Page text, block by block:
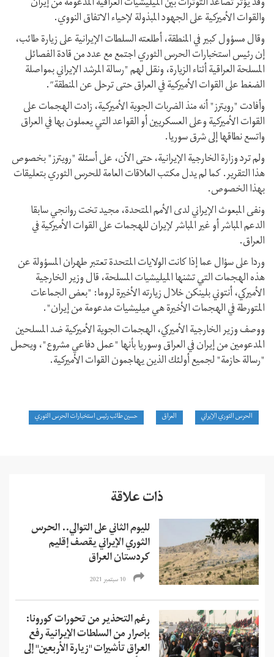
والقوات الأميركية على الجهود المبذولة لإحياء الاتفاق النووي.
وقال مسؤول كبير في المنطقة، أطلعته السلطات الإيرانية على زيارة طائب،
إن رئيس استخبارات الحرس الثوري اجتمع مع عدد من قادة الفصائل
المسلحة العراقية أثناء الزيارة، ونقل لهم "رسالة المرشد الإيراني بمواصلة
الضغط على القوات الأميركية في العراق حتى ترحل عن المنطقة”.
وأفادت "رويترز" أنه منذ الضربات الجوية الأميركية، زادت الهجمات على
القوات الأميركية وعلى العسكريين أو القواعد التي يعملون بها في العراق
واتسع نطاقها إلى شرق سوريا.
ولم ترد وزارة الخارجية الإيرانية، حتى الآن، على أسئلة "رويترز" بخصوص
هذا التقرير. كما لم يدل مكتب العلاقات العامة للحرس الثوري بتعليقات
بهذا الخصوص.
ونفى المبعوث الإيراني لدى الأمم المتحدة، مجيد تخت روانجي سابقا
الدعم المباشر أو غير المباشر لإيران للهجمات على القوات الأميركية في
العراق.
وردا على سؤال عما إذا كانت الولايات المتحدة تعتبر طهران المسؤولة عن
هذه الهجمات التي تشنها الميليشيات المسلحة، قال وزير الخارجية
الأميركي، أنتوني بلينكن خلال زيارته الأخيرة لروما: "بعض الجماعات
المتورطة في الهجمات الأخيرة هي ميليشيات مدعومة من إيران".
ووصف وزير الخارجية الأميركي، الهجمات الجوية الأميركية ضد المسلحين
المدعومين من إيران في العراق وسوريا بأنها "عمل دفاعي مشروع"، ويحمل
"رسالة حازمة" لجميع أولئك الذين يهاجمون القوات الأميركية.
الحرس الثوري الإيراني العراق حسين طائب رئيس استخبارات الحرس الثوري
ذات علاقة
لليوم الثاني على التوالي.. الحرس
الثوري الإيراني يقصف إقليم
كردستان العراق
10 سبتمبر 2021
رغم التحذير من تحورات كورونا:
بإصرار من السلطات الإيرانية رفع
العراق تأشيرات "زيارة الأربعين" إلى